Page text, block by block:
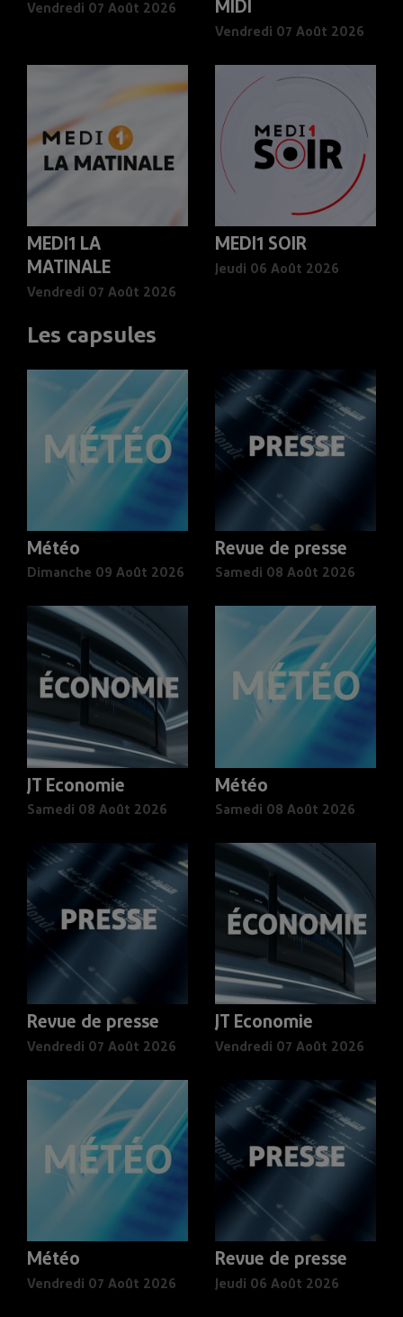
Vendredi 07 Août 2026 MIDI
Vendredi 07 Août 2026
MEDI1 LA
MATINALE
Vendredi 07 Août 2026
MEDI1 SOIR
Jeudi 06 Août 2026
Les capsules
Météo
Dimanche 09 Août 2026
Revue de presse
Samedi 08 Août 2026
JT Economie
Samedi 08 Août 2026
Météo
Samedi 08 Août 2026
Revue de presse
Vendredi 07 Août 2026
JT Economie
Vendredi 07 Août 2026
Météo
Vendredi 07 Août 2026
Revue de presse
Jeudi 06 Août 2026